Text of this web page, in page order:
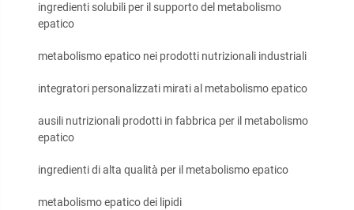
ingredienti solubili per il supporto del metabolismo
epatico
metabolismo epatico nei prodotti nutrizionali industriali
integratori personalizzati mirati al metabolismo epatico
ausili nutrizionali prodotti in fabbrica per il metabolismo
epatico
ingredienti di alta qualità per il metabolismo epatico
metabolismo epatico dei lipidi